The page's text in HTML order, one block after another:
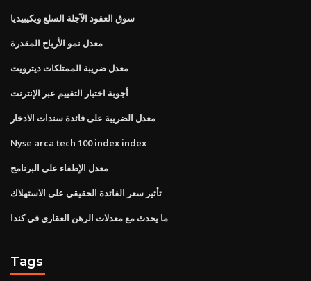
سوق العقود الآجلة السلع ويكيبيديا
معدل نمو الأرباح المقدرة
معدل ضريبة الممتلكات ديترويت
أجوبة اختبار التقييم عبر الإنترنت
معدل الضريبة على فائدة سندات الادخار
Nyse arca tech 100 index index
معدل الإطفاء على البرنامج
تأثير سعر الفائدة الحقيقي على الاستهلاك
ما يحدث مع معدلات الرهن العقاري في كندا
Tags